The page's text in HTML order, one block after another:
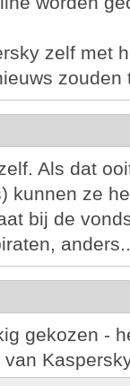
zelf met
zouden
Als dat
kunnen ze
bij de
gekozen -